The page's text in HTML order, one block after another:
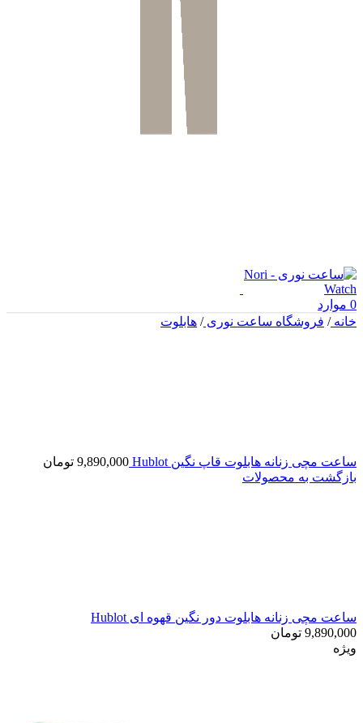
0 موارد
خانه/ فروشگاه ساعت نوری/ هابلوت
ساعت مچی زنانه هابلوت قاپ نگین Hublot 9,890,000 تومان
بازگشت به محصولات
ساعت مچی زنانه هابلوت دور نگین قهوه ای Hublot
9,890,000 تومان
ویژه